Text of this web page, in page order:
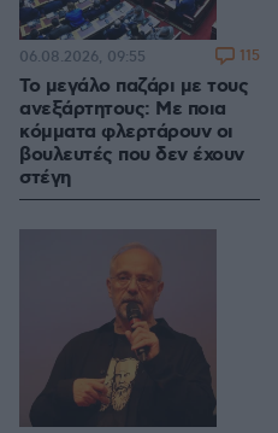
Το μεγάλο παζάρι με τους
ανεξάρτητους: Με ποια
κόμματα φλερτάρουν οι
βουλευτές που δεν έχουν
στέγη
06.08.2026, 09:55 115